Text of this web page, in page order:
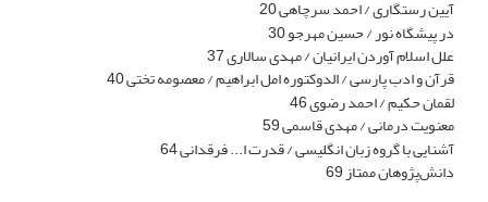
آیین رستگاری / احمد سرچاهی 20
در پیشگاه نور / حسین مهرجو 30
علل اسلام آوردن ایرانیان / مهدی سالاری 37
قرآن و ادب پارسی / الدوکتوره امل ابراهیم / معصومه تختی 40
لقمان حکیم / احمد رضوی 46
معنویت درمانی / مهدی قاسمی 59
آشنایی با گروه زبان انگلیسی / قدرت ا... فرقدانی 64
دانش‌پژوهان ممتاز 69